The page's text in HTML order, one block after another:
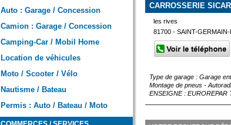
Auto : Garage / Concession
Camion : Garage / Concession
Camping-Car / Mobil Home
Location de véhicules
Moto / Scooter / Vélo
Nautisme / Bateau
Permis : Auto / Bateau / Moto
CARROSSERIE
les rives
81700 - SAINT-
Type de garage : Garage
Montage de pneus -
ENSEIGNE : EUROREPAR